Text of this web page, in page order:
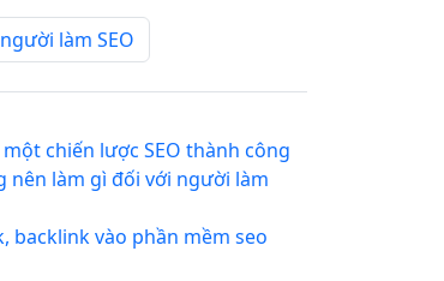
làm SEO
chiến lược SEO thành công
nên làm gì đối với người làm
backlink vào phần mềm seo